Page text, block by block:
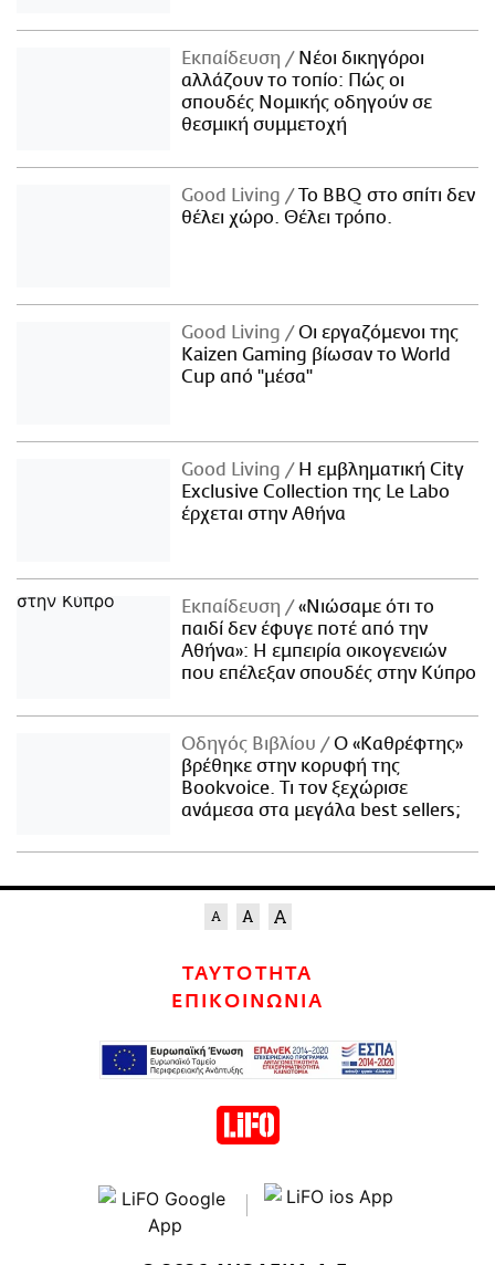
Εκπαίδευση
Νέοι δικηγόροι
αλλάζουν το τοπίο: Πώς οι
σπουδές Νομικής οδηγούν σε
θεσμική συμμετοχή
Good Living
Το BBQ στο σπίτι δεν
θέλει χώρο. Θέλει τρόπο.
Good Living
Οι εργαζόμενοι της
Kaizen Gaming βίωσαν το World
Cup από "μέσα"
Good Living
Η εμβληματική City
Exclusive Collection της Le Labo
έρχεται στην Αθήνα
Εκπαίδευση
«Νιώσαμε ότι το
παιδί δεν έφυγε ποτέ από την
Αθήνα»: Η εμπειρία οικογενειών
που επέλεξαν σπουδές στην Κύπρο
Οδηγός Βιβλίου
Ο «Καθρέφτης»
βρέθηκε στην κορυφή της
Bookvoice. Τι τον ξεχώρισε
ανάμεσα στα μεγάλα best sellers;
ΤΑΥΤΟΤΗΤΑ
ΕΠΙΚΟΙΝΩΝΙΑ